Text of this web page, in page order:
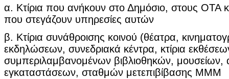
α. Κτίρια που ανήκουν στο Δημόσιο, στους ΟΤΑ
που στεγάζουν υπηρεσίες αυτών
β. Κτίρια συνάθροισης κοινού (θέατρα,
εκδηλώσεων, συνεδριακά κέντρα, κτίρια
συμπεριλαμβανομένων βιβλιοθηκών, μουσείων,
εγκαταστάσεων, σταθμών μετεπιβίβασης ΜΜΜ